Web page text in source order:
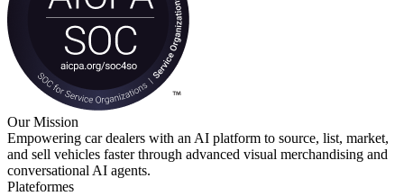
Our Mission
Empowering car dealers with an AI platform to source, list, market,
and sell vehicles faster through advanced visual merchandising and
conversational AI agents.
Plateformes